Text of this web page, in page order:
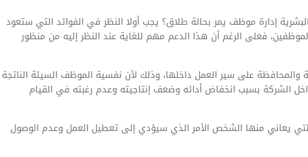
إدارة موظف يمر بحالة طلاق؟ يجب أولا النظر في الفوائد التي ستعود
فعلى الرغم أن هذا الدعم مهم للغاية عند النظر إليه من منظور
والمحافظة على سير العمل داخلها، وذلك لأن نفسية الموظف السيئة الناتجة
الشركة بسبب انخفاض أدائه وضعف إنتاجيته وعدم رغبته في القيام
يعاني منها الشخص الأمر الذي سيؤدي إلى تعطيل العمل وعدم الوصول